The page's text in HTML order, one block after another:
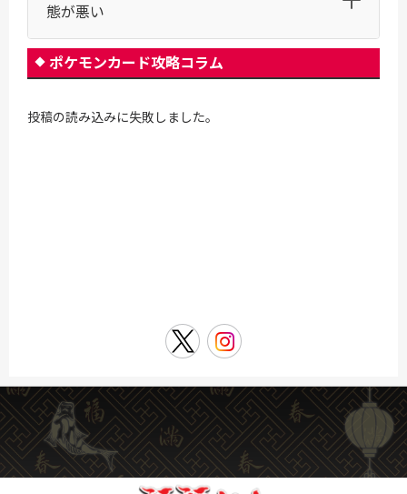
態が悪い
ポケモンカード攻略コラム
投稿の読み込みに失敗しました。